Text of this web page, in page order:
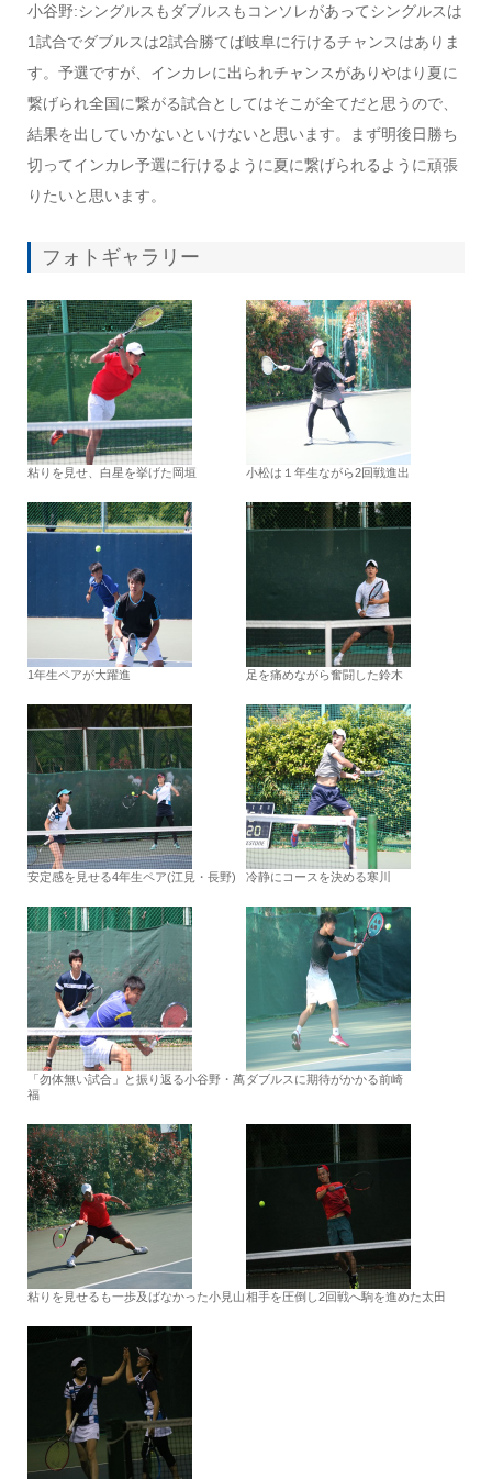
小谷野:シングルスもダブルスもコンソレがあってシングルスは
1試合でダブルスは2試合勝てば岐阜に行けるチャンスはありま
す。予選ですが、インカレに出られチャンスがありやはり夏に
繋げられ全国に繋がる試合としてはそこが全てだと思うので、
結果を出していかないといけないと思います。まず明後日勝ち
切ってインカレ予選に行けるように夏に繋げられるように頑張
りたいと思います。
フォトギャラリー
粘りを見せ、白星を挙げた岡垣 小松は１年生ながら2回戦進出
1年生ペアが大躍進 足を痛めながら奮闘した鈴木
安定感を見せる4年生ペア(江見・長野) 冷静にコースを決める寒川
「勿体無い試合」と振り返る小谷野・萬
福
ダブルスに期待がかかる前崎
粘りを見せるも一歩及ばなかった小見山相手を圧倒し2回戦へ駒を進めた太田